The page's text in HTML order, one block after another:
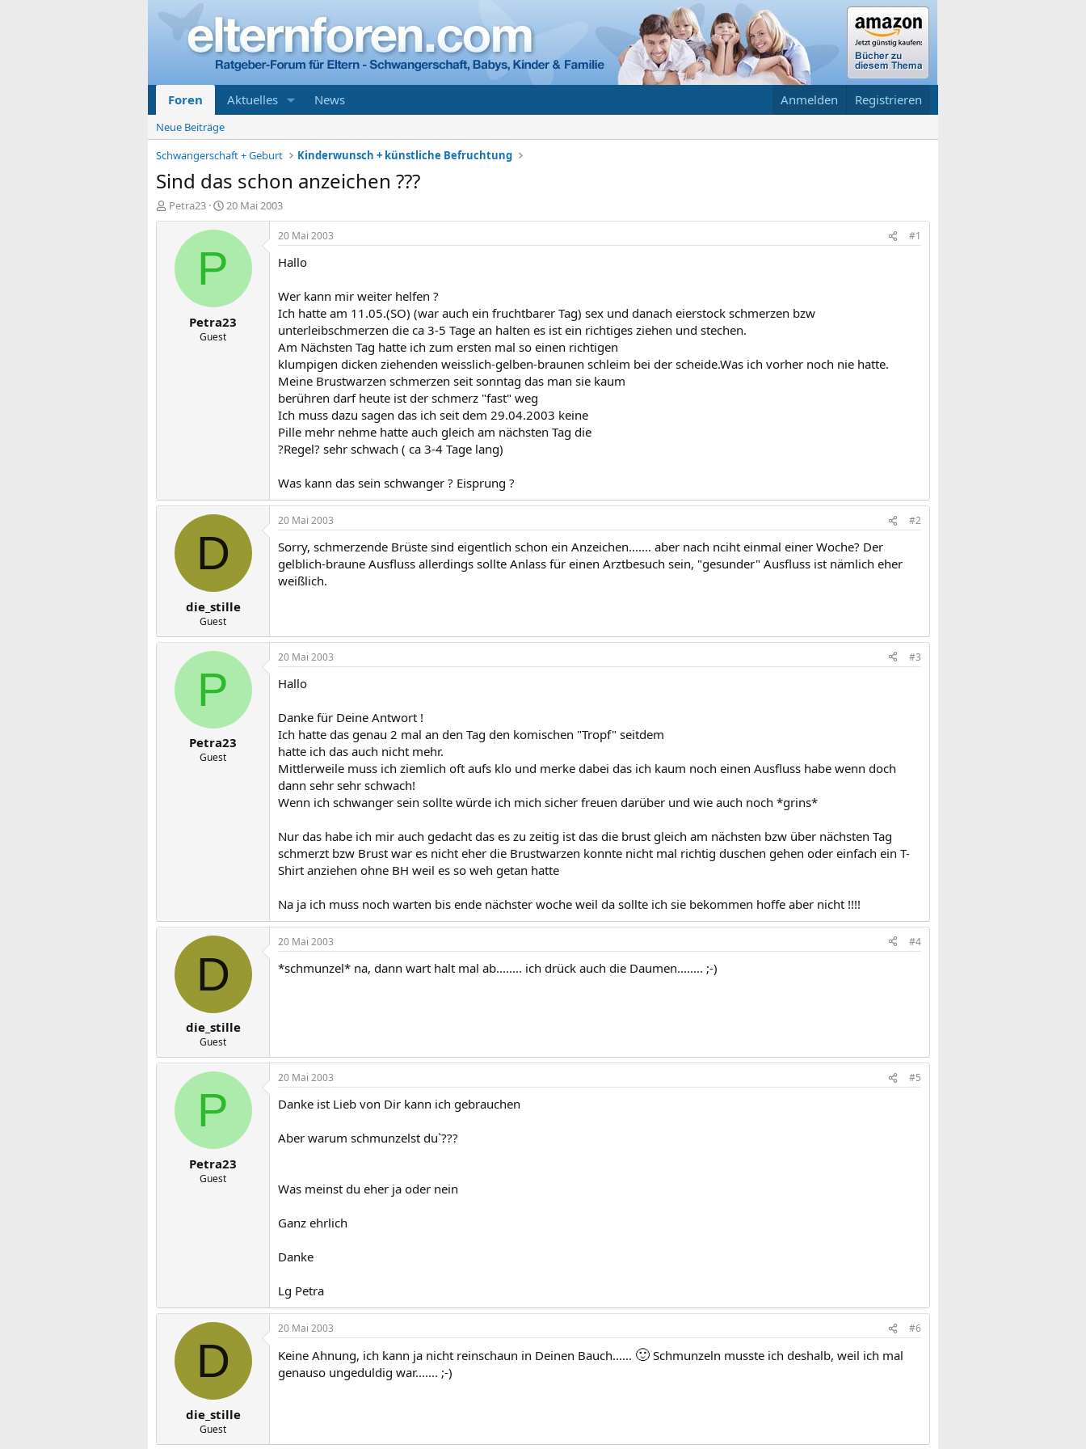
Foren Aktuelles News Anmelden Registrieren
Neue Beiträge
Schwangerschaft + Geburt
Kinderwunsch + künstliche Befruchtung
Sind das schon anzeichen ???
E
r
Petra23
E
r
s
e
t
a
m
20 Mai 2003
P
Petra23
Guest
20 Mai 2003 #1
Hallo
Wer kann mir weiter helfen ?
Ich hatte am 11.05.(SO) (war auch ein fruchtbarer Tag) sex und danach eierstock schmerzen bzw
unterleibschmerzen die ca 3-5 Tage an halten es ist ein richtiges ziehen und stechen.
Am Nächsten Tag hatte ich zum ersten mal so einen richtigen
klumpigen dicken ziehenden weisslich-gelben-braunen schleim bei der scheide.Was ich vorher noch nie hatte.
Meine Brustwarzen schmerzen seit sonntag das man sie kaum
berühren darf heute ist der schmerz "fast" weg
Ich muss dazu sagen das ich seit dem 29.04.2003 keine
Pille mehr nehme hatte auch gleich am nächsten Tag die
?Regel? sehr schwach ( ca 3-4 Tage lang)
Was kann das sein schwanger ? Eisprung ?
D
die_stille
Guest
20 Mai 2003 #2
Sorry, schmerzende Brüste sind eigentlich schon ein Anzeichen....... aber nach nciht einmal einer Woche? Der
gelblich-braune Ausfluss allerdings sollte Anlass für einen Arztbesuch sein, "gesunder" Ausfluss ist nämlich eher
weißlich.
P
Petra23
Guest
20 Mai 2003 #3
Hallo
Danke für Deine Antwort !
Ich hatte das genau 2 mal an den Tag den komischen "Tropf" seitdem
hatte ich das auch nicht mehr.
Mittlerweile muss ich ziemlich oft aufs klo und merke dabei das ich kaum noch einen Ausfluss habe wenn doch
dann sehr sehr schwach!
Wenn ich schwanger sein sollte würde ich mich sicher freuen darüber und wie auch noch *grins*
Nur das habe ich mir auch gedacht das es zu zeitig ist das die brust gleich am nächsten bzw über nächsten Tag
schmerzt bzw Brust war es nicht eher die Brustwarzen konnte nicht mal richtig duschen gehen oder einfach ein T-
Shirt anziehen ohne BH weil es so weh getan hatte
Na ja ich muss noch warten bis ende nächster woche weil da sollte ich sie bekommen hoffe aber nicht !!!!
D
die_stille
Guest
20 Mai 2003 #4
*schmunzel* na, dann wart halt mal ab........ ich drück auch die Daumen........ ;-)
P
Petra23
Guest
20 Mai 2003 #5
Danke ist Lieb von Dir kann ich gebrauchen
Aber warum schmunzelst du`???
Was meinst du eher ja oder nein
Ganz ehrlich
Danke
Lg Petra
D
die_stille
Guest
20 Mai 2003 #6
Keine Ahnung, ich kann ja nicht reinschaun in Deinen Bauch...... 🙂 Schmunzeln musste ich deshalb, weil ich mal
genauso ungeduldig war....... ;-)